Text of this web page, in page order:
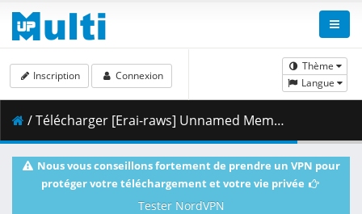
Thème
Langue
Inscription Connexion
/ Télécharger [Erai-raws] Unnamed Memory Act 2 - 05 [720p CR WEB-DL AVC AAC][MultiSub][D69AF7C4].mkv.002 ( 351.41 MB )
Nous vous conseillons fortement de prendre un VPN pour
protéger votre téléchargement et votre vie privée
Tester NordVPN